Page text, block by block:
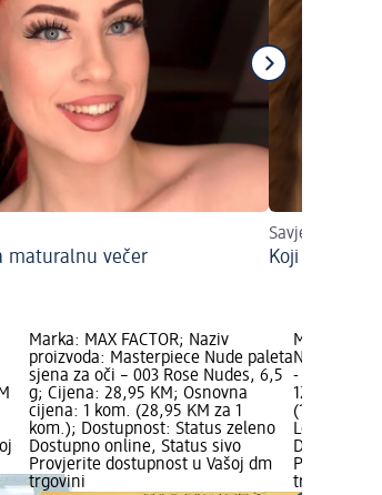
maturalnu večer
Savjeti za
Koji make
Marka: MAX FACTOR; Naziv
proizvoda: Masterpiece Nude paleta
sjena za oči – 003 Rose Nudes, 6,5
g; Cijena: 28,95 KM; Osnovna
cijena: 1 kom. (28,95 KM za 1
kom.); Dostupnost: Status zeleno
Dostupno online, Status sivo
Provjerite dostupnost u Vašoj dm
trgovini
Marka:
Naziv
- 50 Nude
12,65 KM;
(12,65 KM
Logo;
Dostupno
Provjerite
trgovini